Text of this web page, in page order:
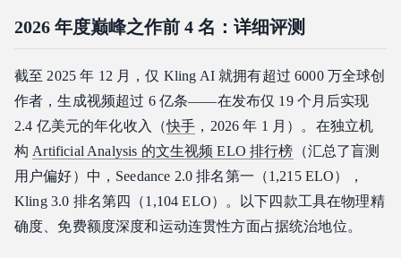
2026 年度巅峰之作前 4 名：详细评测
截至 2025 年 12 月，仅 Kling AI 就拥有超过 6000 万全球创
作者，生成视频超过 6 亿条——在发布仅 19 个月后实现
2.4 亿美元的年化收入（快手 ，2026 年 1 月）。在独立机
构 Artificial Analysis 的文生视频 ELO 排行榜 （汇总了盲测
用户偏好）中，Seedance 2.0 排名第一（1,215 ELO），
Kling 3.0 排名第四（1,104 ELO）。以下四款工具在物理精
确度、免费额度深度和运动连贯性方面占据统治地位。